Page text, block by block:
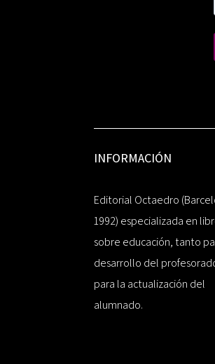
INFORMACIÓN
Editorial Octaedro
1992) especializada en
sobre educación, tanto
desarrollo del
para la actualización del
alumnado.